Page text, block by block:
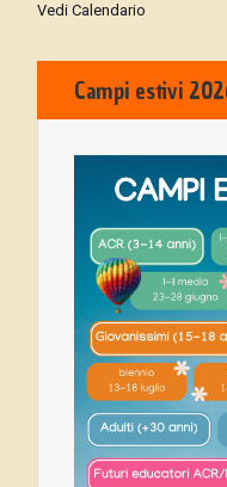
Vedi Calendario
Campi estivi